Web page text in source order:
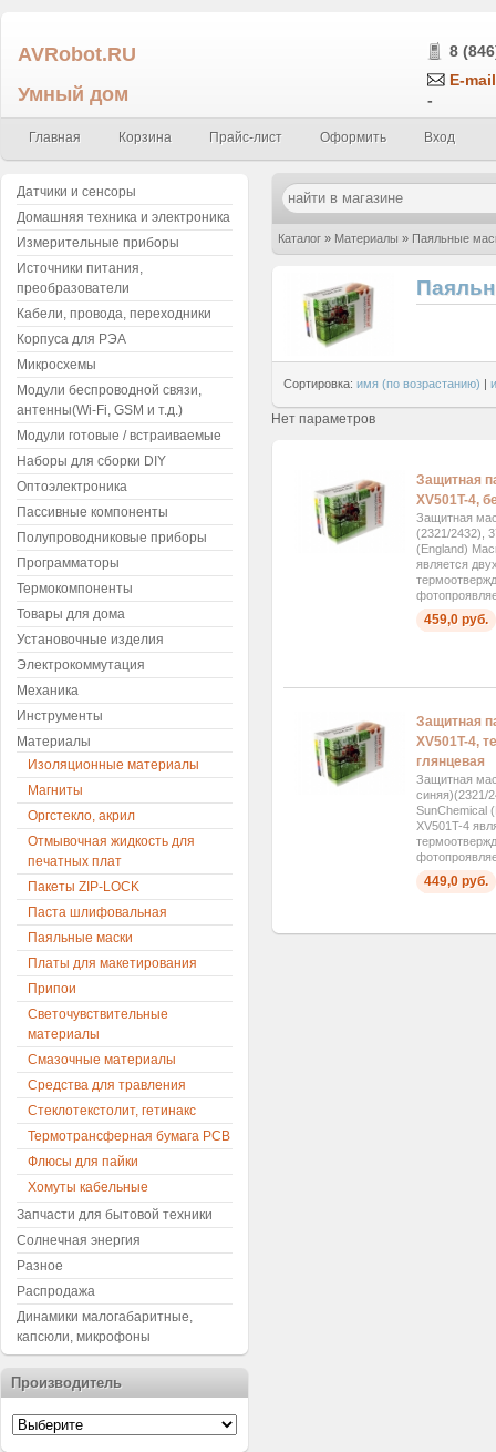
AVRobot.RU
Умный дом
8
E-
-
Главная Корзина Прайс-лист Оформить Вход
Каталог » Материалы » Паяльные
Сортировка: имя (по возрастанию) |
Нет параметров
Защитная
XV501T-4,
Защитная
(2321/2432),
(England)
является
459,0 руб.
Защитная
XV501T-4,
глянцевая
Защитная
синяя)(2321/
SunChemical
XV501T-4
449,0 руб.
Датчики и сенсоры
Домашняя техника и электроника
Измерительные приборы
Источники питания,
преобразователи
Кабели, провода, переходники
Корпуса для РЭА
Микросхемы
Модули беспроводной связи,
антенны(Wi-Fi, GSM и т.д.)
Модули готовые / встраиваемые
Наборы для сборки DIY
Оптоэлектроника
Пассивные компоненты
Полупроводниковые приборы
Программаторы
Термокомпоненты
Товары для дома
Установочные изделия
Электрокоммутация
Механика
Инструменты
Материалы
Изоляционные материалы
Магниты
Оргстекло, акрил
Отмывочная жидкость для
печатных плат
Пакеты ZIP-LOCK
Паста шлифовальная
Паяльные маски
Платы для макетирования
Припои
Светочувствительные
материалы
Смазочные материалы
Средства для травления
Стеклотекстолит, гетинакс
Термотрансферная бумага PCB
Флюсы для пайки
Хомуты кабельные
Запчасти для бытовой техники
Солнечная энергия
Разное
Распродажа
Динамики малогабаритные,
капсюли, микрофоны
Производитель